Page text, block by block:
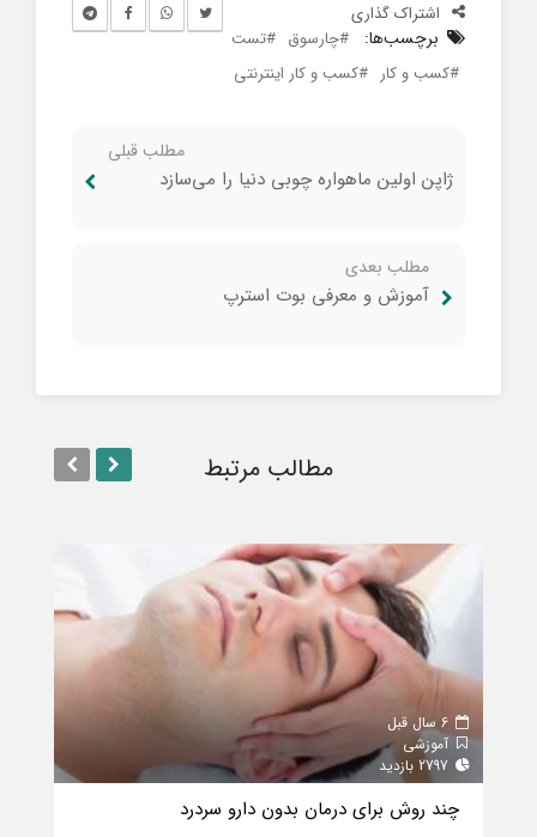
اشتراک گذاری
برچسب‌ها: چارسوق
تست
کسب و کار
کسب و کار اینترنتی
مطلب قبلی
ژاپن اولین ماهواره چوبی دنیا را می‌سازد
مطلب بعدی
آموزش و معرفی بوت استرپ
مطالب مرتبط
آموزشی
چند روش برای درمان بدون دارو سردرد